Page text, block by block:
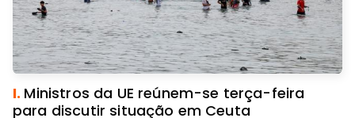
I. Ministros da UE reúnem-se terça-feira
para discutir situação em Ceuta